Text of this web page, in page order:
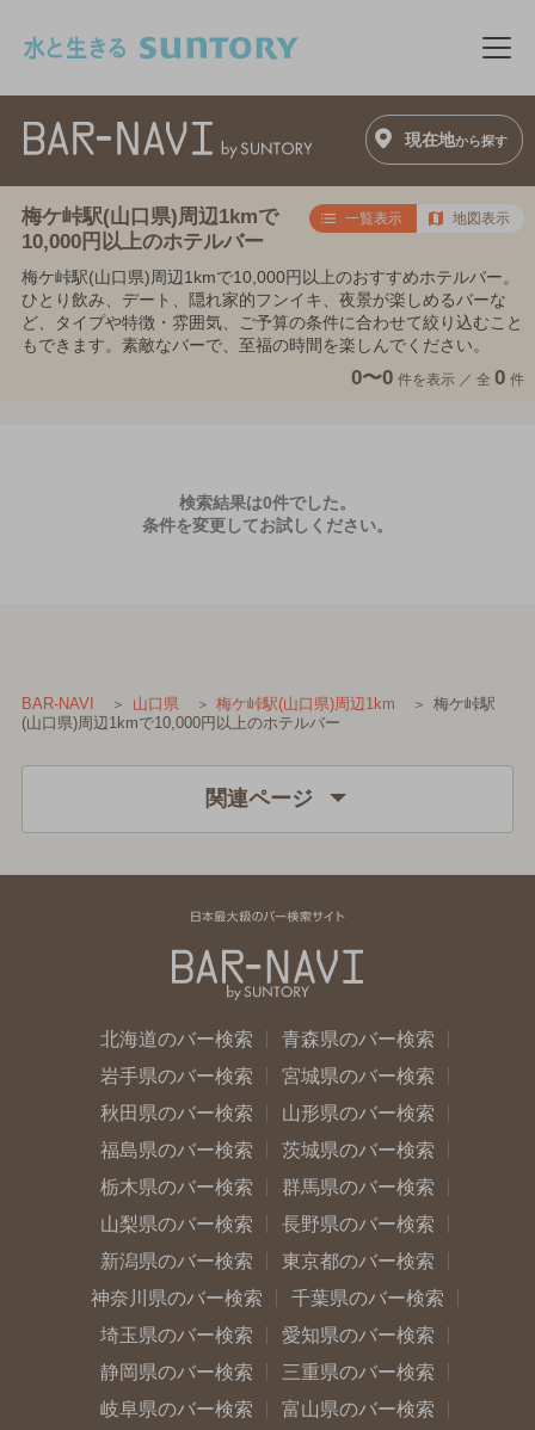
メ
現在地から探す
梅ケ峠駅(山口県)周辺1kmで
10,000円以上のホテルバー
一覧表示 地図表示
梅ケ峠駅(山口県)周辺1kmで10,000円以上のおすすめホテルバー。
ひとり飲み、デート、隠れ家的フンイキ、夜景が楽しめるバーな
ど、タイプや特徴・雰囲気、ご予算の条件に合わせて絞り込むこと
もできます。素敵なバーで、至福の時間を楽しんでください。
0〜0 件を表示 ／ 全 0 件
検索結果は0件でした。
条件を変更してお試しください。
BAR-NAVI 山口県 梅ケ峠駅(山口県)周辺1km
梅ケ峠駅
(山口県)周辺1kmで10,000円以上のホテルバー
関連ページ
北海道のバー検索
青森県のバー検索
岩手県のバー検索
宮城県のバー検索
秋田県のバー検索
山形県のバー検索
福島県のバー検索
茨城県のバー検索
栃木県のバー検索
群馬県のバー検索
山梨県のバー検索
長野県のバー検索
新潟県のバー検索
東京都のバー検索
神奈川県のバー検索
千葉県のバー検索
埼玉県のバー検索
愛知県のバー検索
静岡県のバー検索
三重県のバー検索
岐阜県のバー検索
富山県のバー検索